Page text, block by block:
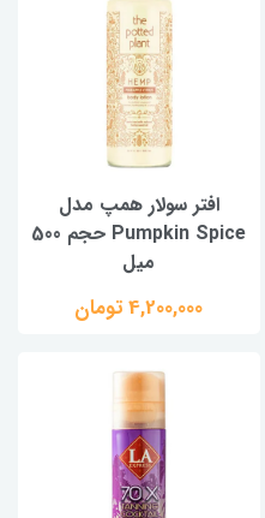
افتر سولار همپ مدل
Pumpkin Spice حجم 500
میل
4,200,000 تومان